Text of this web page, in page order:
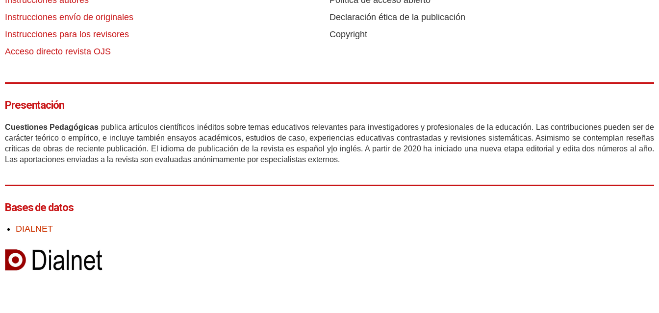
Instrucciones envío de originales
Instrucciones para los revisores
Acceso directo revista OJS
Declaración ética de la publicación
Copyright
Presentación
Cuestiones Pedagógicas publica artículos científicos inéditos sobre temas educativos relevantes para investigadores y profesionales de la educación. Las contribuciones pueden ser de
carácter teórico o empírico, e incluye también ensayos académicos, estudios de caso, experiencias educativas contrastadas y revisiones sistemáticas. Asimismo se contemplan reseñas
críticas de obras de reciente publicación. El idioma de publicación de la revista es español y|o inglés. A partir de 2020 ha iniciado una nueva etapa editorial y edita dos números al año.
Las aportaciones enviadas a la revista son evaluadas anónimamente por especialistas externos.
Bases de datos
DIALNET